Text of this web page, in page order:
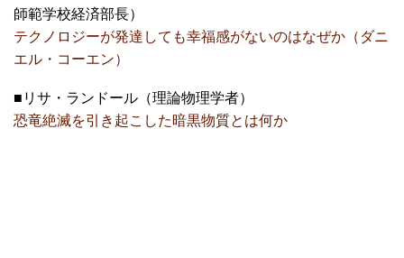
師範学校経済部長）
テクノロジーが発達しても幸福感がないのはなぜか（ダニ
エル・コーエン）
■リサ・ランドール（理論物理学者）
恐竜絶滅を引き起こした暗黒物質とは何か